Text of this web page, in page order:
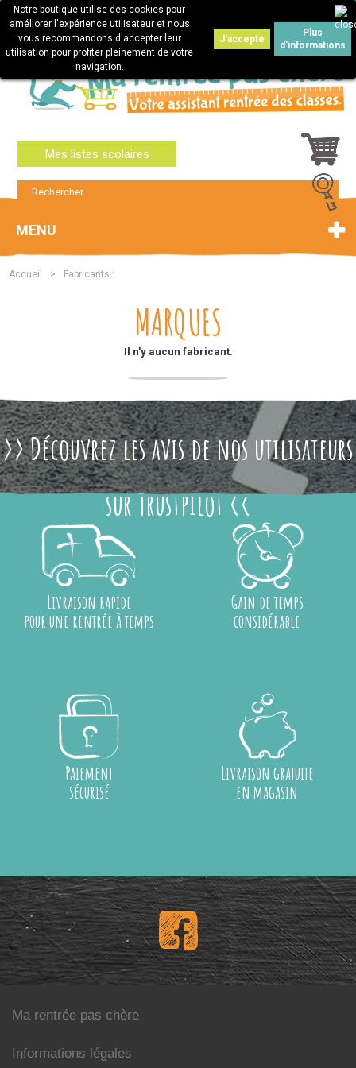
Connexion
Mes listes scolaires
Notre boutique utilise des cookies pour
améliorer l'expérience utilisateur et nous
vous recommandons d'accepter leur
utilisation pour profiter pleinement de votre
navigation.
J'accepte
Plus
d'informations
MENU
Accueil > Fabricants :
MARQUES
Il n'y aucun fabricant.
>> Découvrez les avis de nos utilisateurs
sur Trustpilot <<
Livraison rapide
pour une rentrée à temps
Gain de temps
considérable
Paiement
sécurisé
Livraison gratuite
en magasin
Ma rentrée pas chère
Informations légales